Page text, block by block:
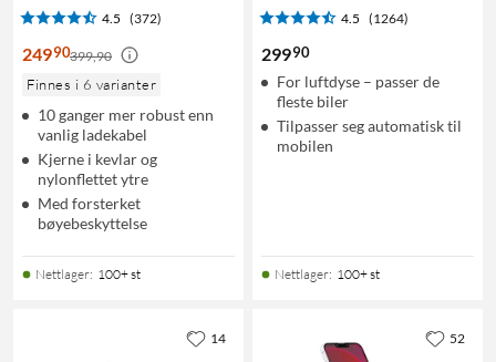
4.5 (372)
24990399,90
Finnes i 6 varianter
10 ganger mer robust enn
vanlig ladekabel
Kjerne i kevlar og
nylonflettet ytre
Med forsterket
bøyebeskyttelse
Nettlager: 100+ st
4.5 (1264)
29990
For luftdyse – passer de
fleste biler
Tilpasser seg automatisk til
mobilen
Nettlager: 100+ st
14 52